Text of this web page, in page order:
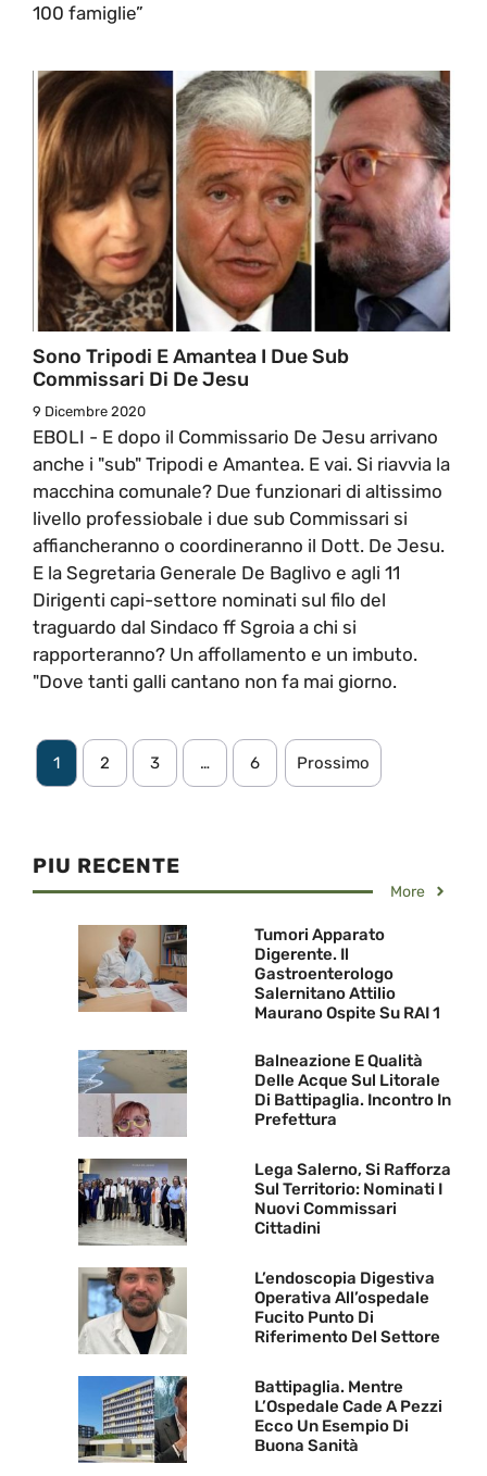
100 famiglie”
Sono Tripodi E Amantea I Due Sub
Commissari Di De Jesu
9 Dicembre 2020
EBOLI - E dopo il Commissario De Jesu arrivano
anche i "sub" Tripodi e Amantea. E vai. Si riavvia la
macchina comunale? Due funzionari di altissimo
livello professiobale i due sub Commissari si
affiancheranno o coordineranno il Dott. De Jesu.
E la Segretaria Generale De Baglivo e agli 11
Dirigenti capi-settore nominati sul filo del
traguardo dal Sindaco ff Sgroia a chi si
rapporteranno? Un affollamento e un imbuto.
"Dove tanti galli cantano non fa mai giorno.
1 2 3 … 6 Prossimo
PIU RECENTE
More
Tumori Apparato
Digerente. Il
Gastroenterologo
Salernitano Attilio
Maurano Ospite Su RAI 1
Balneazione E Qualità
Delle Acque Sul Litorale
Di Battipaglia. Incontro In
Prefettura
Lega Salerno, Si Rafforza
Sul Territorio: Nominati I
Nuovi Commissari
Cittadini
L’endoscopia Digestiva
Operativa All’ospedale
Fucito Punto Di
Riferimento Del Settore
Battipaglia. Mentre
L’Ospedale Cade A Pezzi
Ecco Un Esempio Di
Buona Sanità